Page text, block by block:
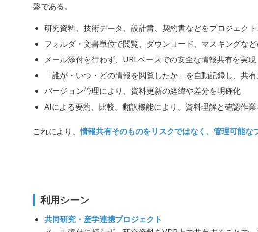
盤である。
研究資料、技術データ、設計書、契約書などをプロジェク
フォルダ・文書単位で閲覧、ダウンロード、マスキングな
メール添付を行わず、URLベースでの安全な情報共有を実現
「誰が・いつ・どの情報を閲覧したか」を自動記録し、共
バージョン管理により、資料更新の経緯や差分を明確化
AIによる要約、比較、翻訳機能により、資料理解と確認作業
これにより、情報共有そのものをリスクではなく、管理可能な
利用シーン
共同研究・産学連携プロジェクト